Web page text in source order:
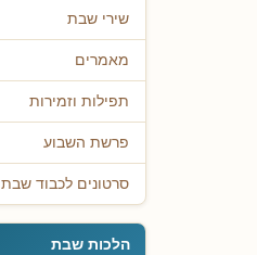
שירי שבת
מאמרים
תפילות וזמירות
פרשת השבוע
סרטונים לכבוד שבת
הלכות שבת